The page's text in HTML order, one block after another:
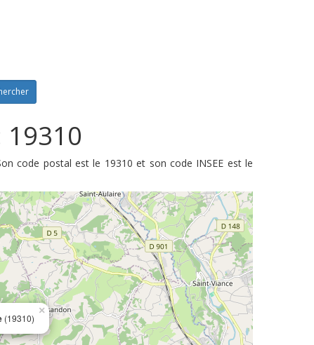
19310
code postal est le 19310 et son code INSEE est le
(19310)
×